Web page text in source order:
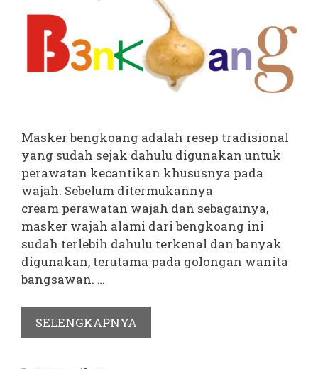
Masker bengkoang adalah resep tradisional
yang sudah sejak dahulu digunakan untuk
perawatan kecantikan khususnya pada
wajah. Sebelum ditermukannya
cream perawatan wajah dan sebagainya,
masker wajah alami dari bengkoang ini
sudah terlebih dahulu terkenal dan banyak
digunakan, terutama pada golongan wanita
bangsawan. …
SELENGKAPNYA